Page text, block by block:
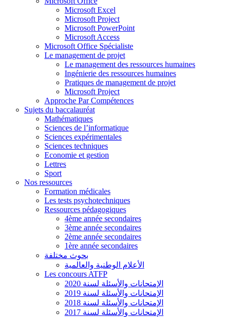
Microsoft Excel
Microsoft Project
Microsoft PowerPoint
Microsoft Access
Microsoft Office Spécialiste
Le management de projet
Le management des ressources humaines
Ingénierie des ressources humaines
Pratiques de management de projet
Microsoft Project
Approche Par Compétences
Sujets du baccalauréat
Mathématiques
Sciences de l’informatique
Sciences expérimentales
Sciences techniques
Economie et gestion
Lettres
Sport
Nos ressources
Formation médicales
Les tests psychotechniques
Ressources pédagogiques
4ème année secondaires
3ème année secondaires
2ème année secondaires
1ère année secondaires
بحوث مختلفة
الأعلام الوطنية والعالمية
Les concours ATFP
الإمتحانات والأسئلة لسنة 2020
الإمتحانات والأسئلة لسنة 2019
الإمتحانات والأسئلة لسنة 2018
الإمتحانات والأسئلة لسنة 2017